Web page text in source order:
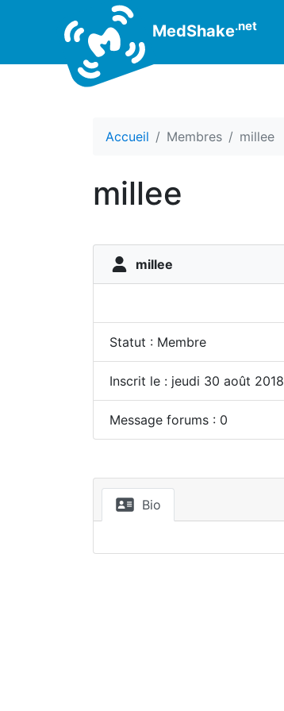
MedShake.net
Accueil Membres millee
millee
millee
Statut : Membre
Inscrit le : jeudi 30 août 2018
Message forums : 0
Bio